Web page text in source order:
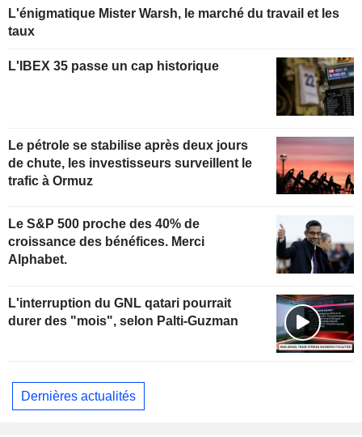
L'énigmatique Mister Warsh, le marché du travail et les
taux
L'IBEX 35 passe un cap historique
Le pétrole se stabilise après deux jours
de chute, les investisseurs surveillent le
trafic à Ormuz
Le S&P 500 proche des 40% de
croissance des bénéfices. Merci
Alphabet.
L'interruption du GNL qatari pourrait
durer des "mois", selon Palti-Guzman
Dernières actualités